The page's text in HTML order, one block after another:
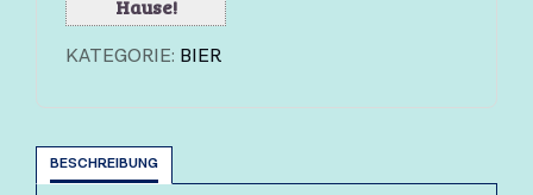
Hause!
KATEGORIE: BIER
BESCHREIBUNG